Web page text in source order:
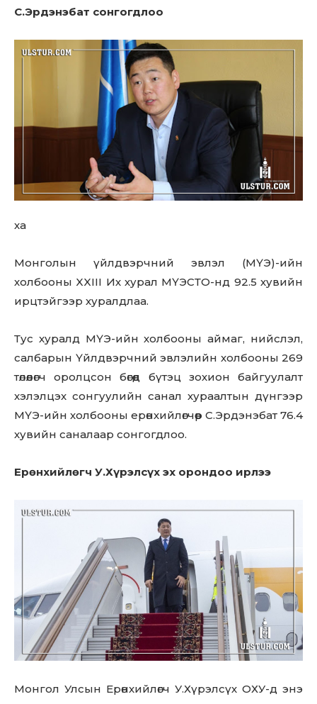
С.Эрдэнэбат сонгогдлоо
ха
Монголын үйлдвэрчний эвлэл (МҮЭ)-ийн
холбооны XXIII Их хурал МҮЭСТО-нд 92.5 хувийн
ирцтэйгээр хуралдлаа.
Тус хуралд МҮЭ-ийн холбооны аймаг, нийслэл,
салбарын Үйлдвэрчний эвлэлийн холбооны 269
төлөөлөгч оролцсон бөгөөд бүтэц зохион байгуулалт
хэлэлцэх сонгуулийн санал хураалтын дүнгээр
МҮЭ-ийн холбооны ерөнхийлөгчөөр С.Эрдэнэбат 76.4
хувийн саналаар сонгогдлоо.
Ерөнхийлөгч У.Хүрэлсүх эх орондоо ирлээ
Монгол Улсын Ерөнхийлөгч У.Хүрэлсүх ОХУ-д энэ